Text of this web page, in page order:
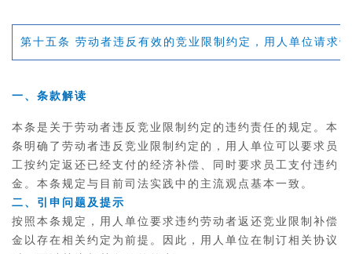
第十五条 劳动者违反有效的竞业限制约定，用人单位请求
一、条款解读
本条是关于劳动者违反竞业限制约定的违约责任的规定。本
条明确了劳动者违反竞业限制约定的，用人单位可以要求员
工按约定返还已经支付的经济补偿、同时要求员工支付违约
金。本条规定与目前司法实践中的主流观点基本一致。
二、引申问题及提示
按照本条规定，用人单位要求违约劳动者返还竞业限制补偿
金以存在相关约定为前提。因此，用人单位在制订相关协议